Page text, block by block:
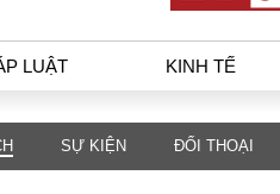
LUẬT KINH TẾ
LUẬT
SỰ KIỆN ĐỐI THOẠI